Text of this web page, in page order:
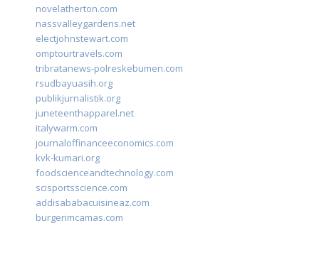
novelatherton.com
nassvalleygardens.net
electjohnstewart.com
omptourtravels.com
tribratanews-polreskebumen.com
rsudbayuasih.org
publikjurnalistik.org
juneteenthapparel.net
italywarm.com
journaloffinanceeconomics.com
kvk-kumari.org
foodscienceandtechnology.com
scisportsscience.com
addisababacuisineaz.com
burgerimcamas.com